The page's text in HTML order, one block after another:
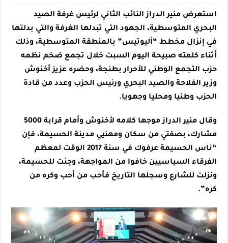
استعرض منير الدراز النائب الثاني لرئيس غرفة الصيد
البحري المتوسطية، الجهود التي تبدلها الغرفة والتي بدلتها
في إنزال مخطط “أليوتيس” بالمنطقة المتوسطية، وذلك
أثناء كلمته صبيحة اليوم السبت خلال تجمع ضخم نظمه
حزب التجمع الوطني للأحرار بطنجة، وحضره عزيز أخنوش
وزير الفلاحة والصيد البحري ورئيس الحزب وعدد من قادة
الحزب وطنيا ومحليا وجهويا.
وقال منير الدراز موجها كلامه لأخنوش وأمام قرابة 5000
مشارك، بصفتي من سكان ومهنيي مدينة الحسيمة، فإن
“ناس الحسيمة عرفوك في سنة 2017 الوقت لمعظم
الفرقاء السياسيين خافوا من المواجهة، وجئت للحسيمة،
ونزلت للشارع وسجلها التاريخ فأحب من أحب وكره من
كره”.